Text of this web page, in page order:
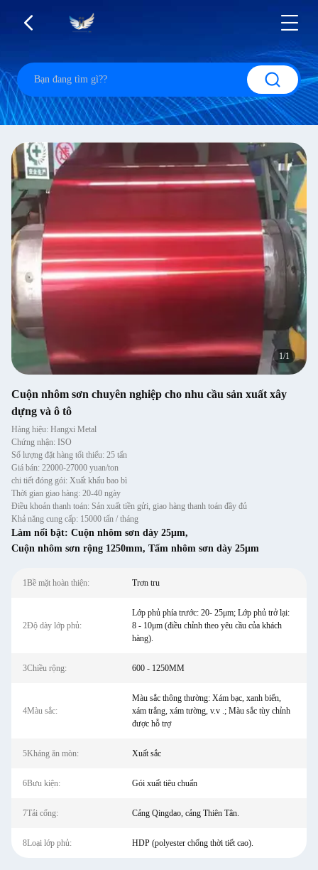
1/1
Cuộn nhôm sơn chuyên nghiệp cho nhu cầu sản xuất xây
dựng và ô tô
Hàng hiệu: Hangxi Metal
Chứng nhận: ISO
Số lượng đặt hàng tối thiểu: 25 tấn
Giá bán: 22000-27000 yuan/ton
chi tiết đóng gói: Xuất khẩu bao bì
Thời gian giao hàng: 20-40 ngày
Điều khoản thanh toán: Sản xuất tiền gửi, giao hàng thanh toán đầy đủ
Khả năng cung cấp: 15000 tấn / tháng
Làm nổi bật: Cuộn nhôm sơn dày 25μm,
Cuộn nhôm sơn rộng 1250mm, Tấm nhôm sơn dày 25μm
1Bề mặt hoàn thiện: Trơn tru
2Độ dày lớp phủ:
Lớp phủ phía trước: 20- 25μm; Lớp phủ trở lại:
8 - 10μm (điều chỉnh theo yêu cầu của khách
hàng).
3Chiều rộng: 600 - 1250MM
4Màu sắc:
Màu sắc thông thường: Xám bạc, xanh biển,
xám trắng, xám tường, v.v .; Màu sắc tùy chỉnh
được hỗ trợ
5Kháng ăn mòn: Xuất sắc
6Bưu kiện: Gói xuất tiêu chuẩn
7Tải cổng: Cảng Qingdao, cảng Thiên Tân.
8Loại lớp phủ: HDP (polyester chống thời tiết cao).